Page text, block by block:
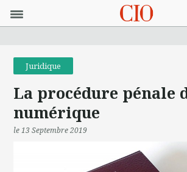
Juridique
La procédure pénale
numérique
le 13 Septembre 2019